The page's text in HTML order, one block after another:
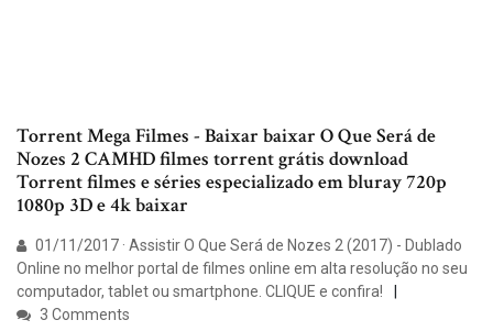
Torrent Mega Filmes - Baixar baixar O Que Será de
Nozes 2 CAMHD filmes torrent grátis download
Torrent filmes e séries especializado em bluray 720p
1080p 3D e 4k baixar
01/11/2017 · Assistir O Que Será de Nozes 2 (2017) - Dublado
Online no melhor portal de filmes online em alta resolução no seu
computador, tablet ou smartphone. CLIQUE e confira!
3 Comments